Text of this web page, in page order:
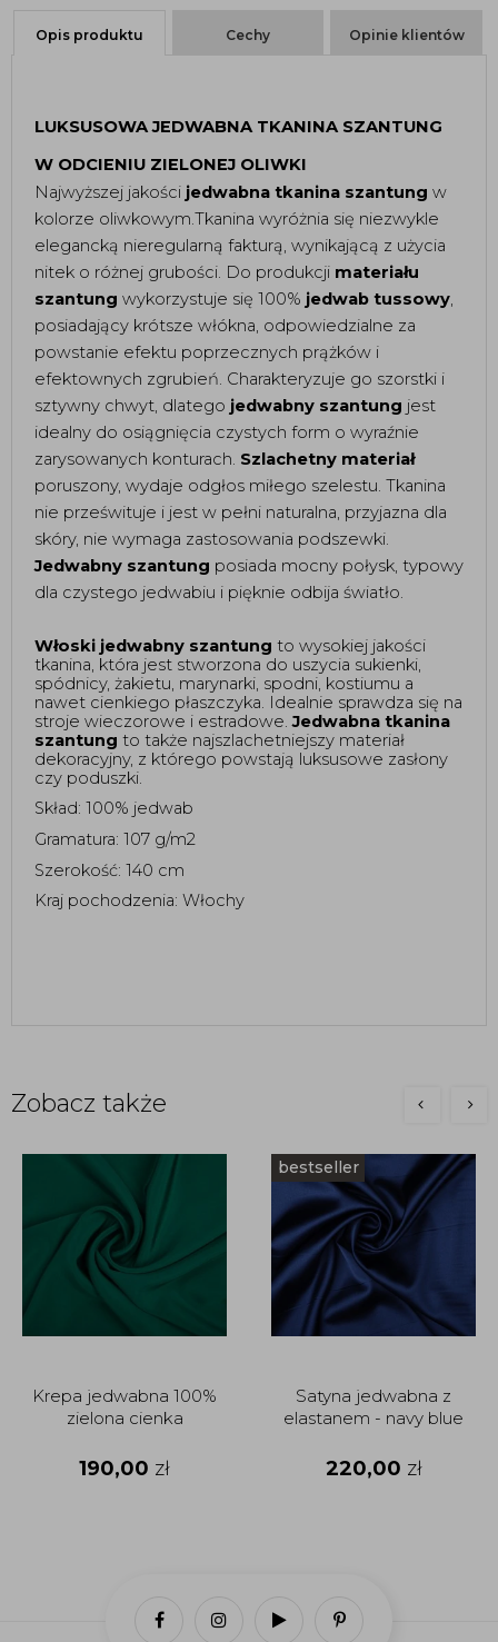
Opis produktu Cechy Opinie klientów
LUKSUSOWA JEDWABNA TKANINA SZANTUNG
W ODCIENIU ZIELONEJ OLIWKI
Najwyższej jakości jedwabna tkanina szantung w
kolorze oliwkowym.Tkanina wyróżnia się niezwykle
elegancką nieregularną fakturą, wynikającą z użycia
nitek o różnej grubości. Do produkcji materiału
szantung wykorzystuje się 100% jedwab tussowy,
posiadający krótsze włókna, odpowiedzialne za
powstanie efektu poprzecznych prążków i
efektownych zgrubień. Charakteryzuje go szorstki i
sztywny chwyt, dlatego jedwabny szantung jest
idealny do osiągnięcia czystych form o wyraźnie
zarysowanych konturach. Szlachetny materiał
poruszony, wydaje odgłos miłego szelestu. Tkanina
nie prześwituje i jest w pełni naturalna, przyjazna dla
skóry, nie wymaga zastosowania podszewki.
Jedwabny szantung posiada mocny połysk, typowy
dla czystego jedwabiu i pięknie odbija światło.
Włoski jedwabny szantung to wysokiej jakości
tkanina, która jest stworzona do uszycia sukienki,
spódnicy, żakietu, marynarki, spodni, kostiumu a
nawet cienkiego płaszczyka. Idealnie sprawdza się na
stroje wieczorowe i estradowe.Jedwabna tkanina
szantung to także najszlachetniejszy materiał
dekoracyjny, z którego powstają luksusowe zasłony
czy poduszki.
Skład: 100% jedwab
Gramatura: 107 g/m2
Szerokość: 140 cm
Kraj pochodzenia: Włochy
Zobacz także
Krepa jedwabna 100%
zielona cienka
190,00 zł
bestseller
Satyna jedwabna z
elastanem - navy blue
220,00 zł